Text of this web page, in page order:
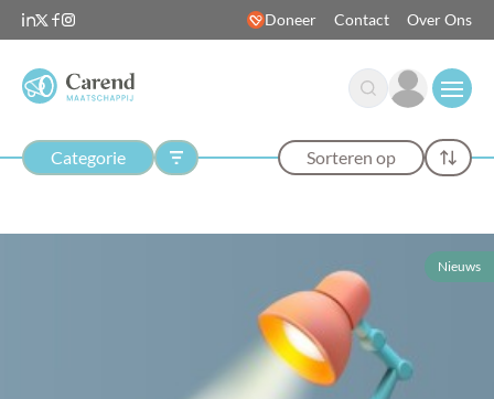
Doneer Contact Over Ons
Categorie Sorteren op
Nieuws